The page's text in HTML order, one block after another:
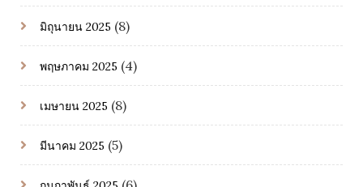
มิถุนายน 2025 (8)
พฤษภาคม 2025 (4)
เมษายน 2025 (8)
มีนาคม 2025 (5)